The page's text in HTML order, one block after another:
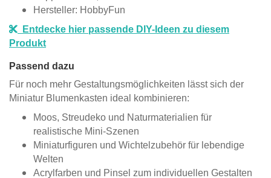
Hersteller: HobbyFun
Entdecke hier passende DIY-Ideen zu diesem
Produkt
Passend dazu
Für noch mehr Gestaltungsmöglichkeiten lässt sich der
Miniatur Blumenkasten ideal kombinieren:
Moos, Streudeko und Naturmaterialien für
realistische Mini-Szenen
Miniaturfiguren und Wichtelzubehör für lebendige
Welten
Acrylfarben und Pinsel zum individuellen Gestalten